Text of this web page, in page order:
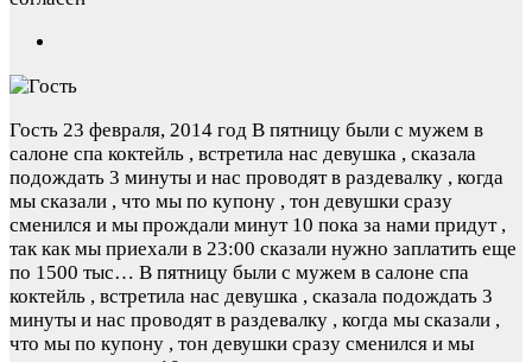
Гость 23 февраля, 2014 год В пятницу были с мужем в
салоне спа коктейль , встретила нас девушка , сказала
подождать 3 минуты и нас проводят в раздевалку , когда
мы сказали , что мы по купону , тон девушки сразу
сменился и мы прождали минут 10 пока за нами придут ,
так как мы приехали в 23:00 сказали нужно заплатить еще
по 1500 тыс… В пятницу были с мужем в салоне спа
коктейль , встретила нас девушка , сказала подождать 3
минуты и нас проводят в раздевалку , когда мы сказали ,
что мы по купону , тон девушки сразу сменился и мы